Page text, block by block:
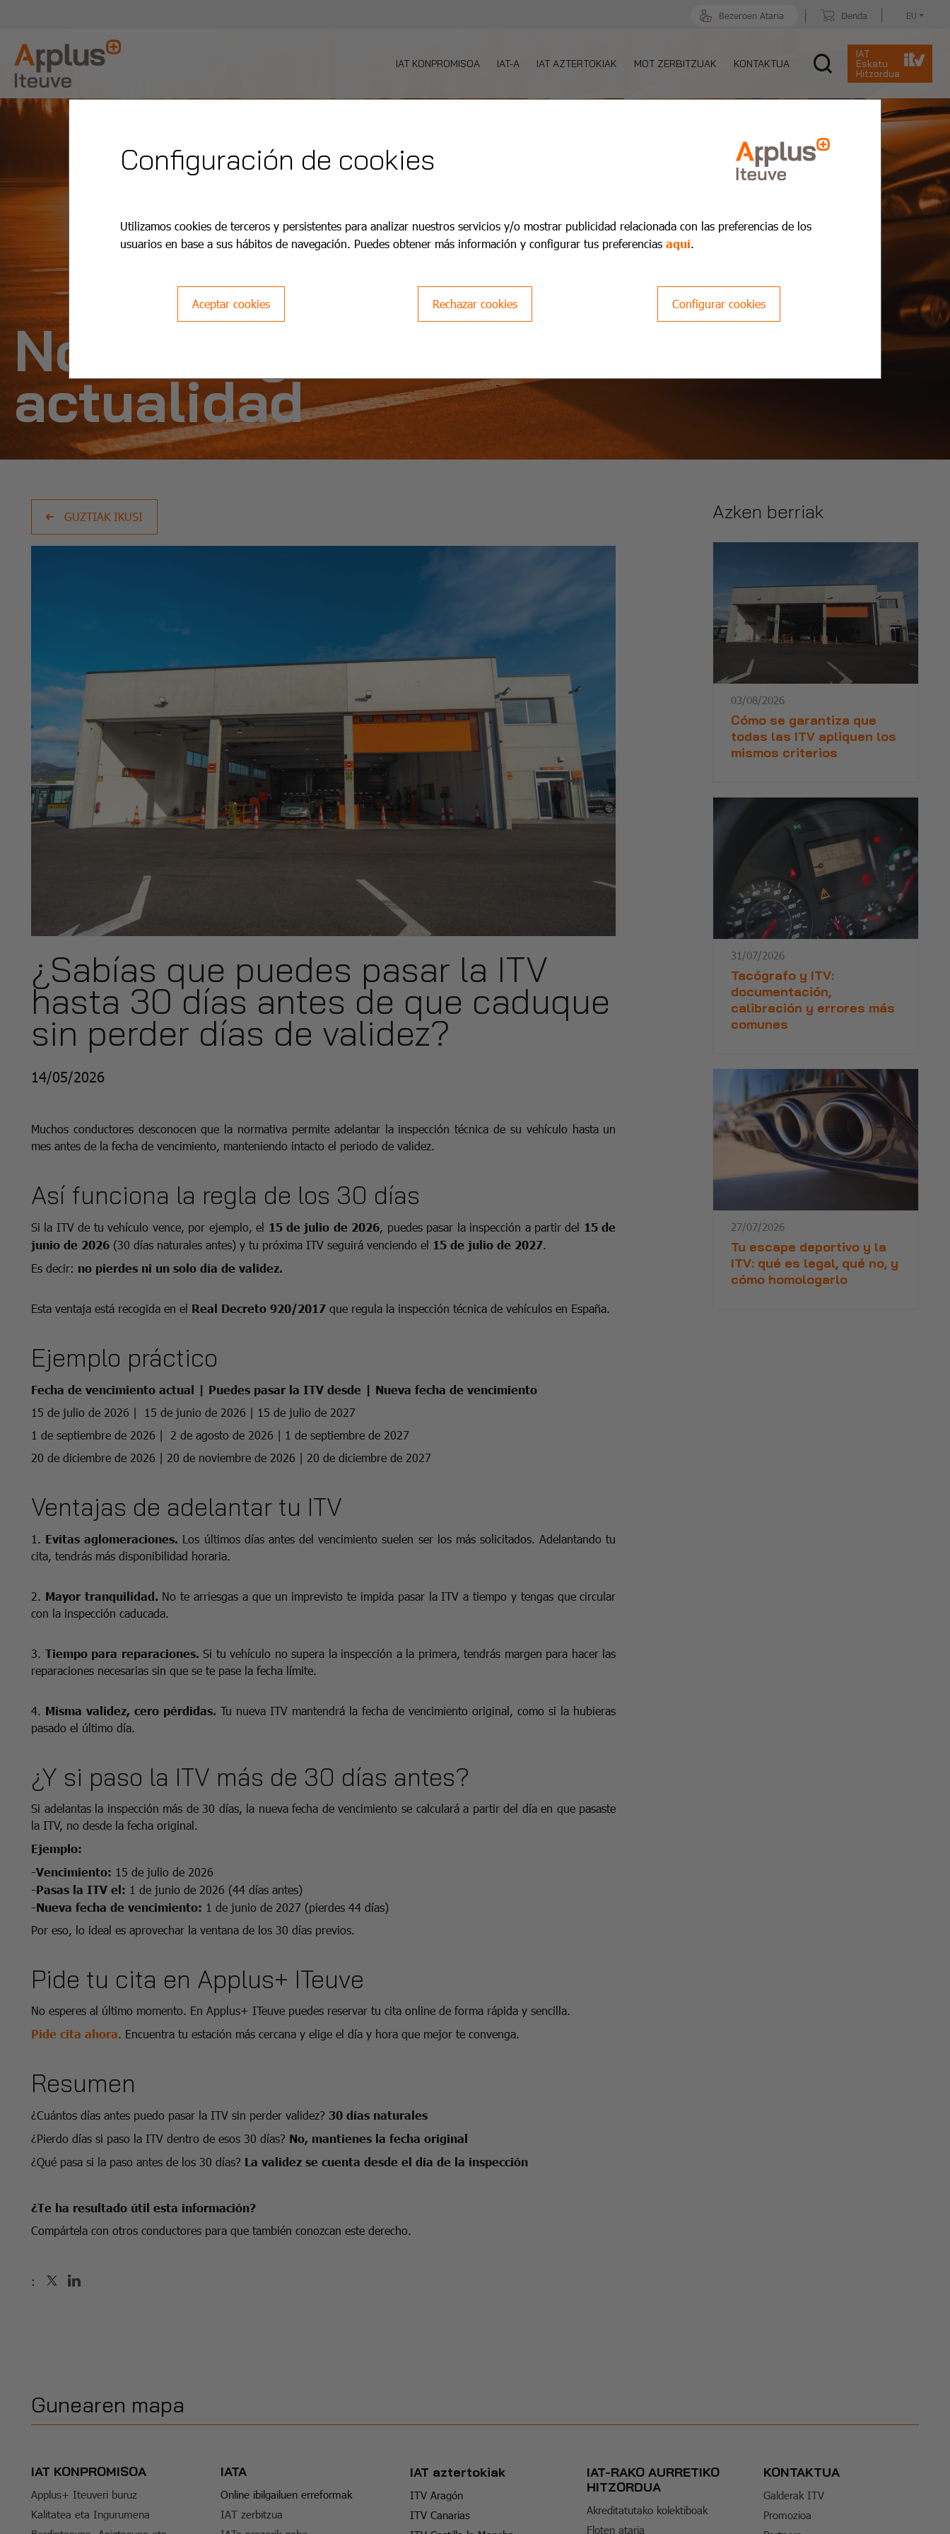
Bezeroen Ataria Denda EU
IAT KONPROMISOA IAT-A IAT AZTERTOKIAK MOT ZERBITZUAK KONTAKTUA
IAT
Eskatu
Hitzordua
Noticias y
actualidad
GUZTIAK IKUSI
¿Sabías que puedes pasar la ITV
hasta 30 días antes de que caduque
sin perder días de validez?
14/05/2026
Muchos conductores desconocen que la normativa permite adelantar la inspección técnica de su vehículo hasta un
mes antes de la fecha de vencimiento, manteniendo intacto el periodo de validez.
Así funciona la regla de los 30 días
Si la ITV de tu vehículo vence, por ejemplo, el 15 de julio de 2026, puedes pasar la inspección a partir del 15 de
junio de 2026 (30 días naturales antes) y tu próxima ITV seguirá venciendo el 15 de julio de 2027.
Es decir: no pierdes ni un solo día de validez.
Esta ventaja está recogida en el Real Decreto 920/2017 que regula la inspección técnica de vehículos en España.
Ejemplo práctico
Fecha de vencimiento actual | Puedes pasar la ITV desde | Nueva fecha de vencimiento
15 de julio de 2026 | 15 de junio de 2026 | 15 de julio de 2027
1 de septiembre de 2026 | 2 de agosto de 2026 | 1 de septiembre de 2027
20 de diciembre de 2026 | 20 de noviembre de 2026 | 20 de diciembre de 2027
Ventajas de adelantar tu ITV
1. Evitas aglomeraciones. Los últimos días antes del vencimiento suelen ser los más solicitados. Adelantando tu
cita, tendrás más disponibilidad horaria.
2. Mayor tranquilidad. No te arriesgas a que un imprevisto te impida pasar la ITV a tiempo y tengas que circular
con la inspección caducada.
3. Tiempo para reparaciones. Si tu vehículo no supera la inspección a la primera, tendrás margen para hacer las
reparaciones necesarias sin que se te pase la fecha límite.
4. Misma validez, cero pérdidas. Tu nueva ITV mantendrá la fecha de vencimiento original, como si la hubieras
pasado el último día.
¿Y si paso la ITV más de 30 días antes?
Si adelantas la inspección más de 30 días, la nueva fecha de vencimiento se calculará a partir del día en que pasaste
la ITV, no desde la fecha original.
Ejemplo:
-Vencimiento: 15 de julio de 2026
-Pasas la ITV el: 1 de junio de 2026 (44 días antes)
-Nueva fecha de vencimiento: 1 de junio de 2027 (pierdes 44 días)
Por eso, lo ideal es aprovechar la ventana de los 30 días previos.
Pide tu cita en Applus+ ITeuve
No esperes al último momento. En Applus+ ITeuve puedes reservar tu cita online de forma rápida y sencilla.
Pide cita ahora. Encuentra tu estación más cercana y elige el día y hora que mejor te convenga.
Resumen
¿Cuántos días antes puedo pasar la ITV sin perder validez? 30 días naturales
¿Pierdo días si paso la ITV dentro de esos 30 días? No, mantienes la fecha original
¿Qué pasa si la paso antes de los 30 días? La validez se cuenta desde el día de la inspección
¿Te ha resultado útil esta información?
Compártela con otros conductores para que también conozcan este derecho.
:
Azken berriak
03/08/2026
Cómo se garantiza que
todas las ITV apliquen los
mismos criterios
31/07/2026
Tacógrafo y ITV:
documentación,
calibración y errores más
comunes
27/07/2026
Tu escape deportivo y la
ITV: qué es legal, qué no, y
cómo homologarlo
Gunearen mapa
IAT KONPROMISOA
Applus+ Iteuveri buruz
Kalitatea eta Ingurumena
IATA
Online ibilgailuen erreformak
IAT zerbitzua
IAT aztertokiak
ITV Aragón
ITV Canarias
IAT-RAKO AURRETIKO
HITZORDUA
Akreditatutako kolektiboak
Floten ataria
KONTAKTUA
Galderak ITV
Promozioa
Configuración de cookies
Utilizamos cookies de terceros y persistentes para analizar nuestros servicios y/o mostrar publicidad relacionada con las preferencias de los
usuarios en base a sus hábitos de navegación. Puedes obtener más información y configurar tus preferencias aquí.
Aceptar cookies Rechazar cookies Configurar cookies